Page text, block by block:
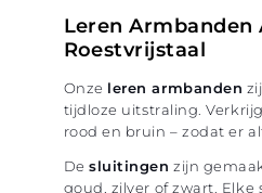
Leren Armbanden
Roestvrijstaal
Onze leren armbanden
tijdloze uitstraling.
rood en bruin – zodat er
Desluitingen zijn
goud, zilver of zwart.